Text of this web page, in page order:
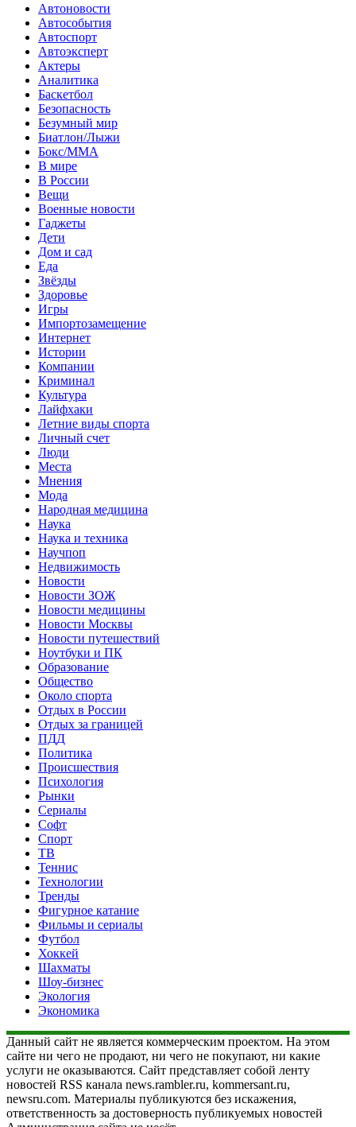
Автоновости
Автособытия
Автоспорт
Автоэксперт
Актеры
Аналитика
Баскетбол
Безопасность
Безумный мир
Биатлон/Лыжи
Бокс/MMA
В мире
В России
Вещи
Военные новости
Гаджеты
Дети
Дом и сад
Еда
Звёзды
Здоровье
Игры
Импортозамещение
Интернет
Истории
Компании
Криминал
Культура
Лайфхаки
Летние виды спорта
Личный счет
Люди
Места
Мнения
Мода
Народная медицина
Наука
Наука и техника
Научпоп
Недвижимость
Новости
Новости ЗОЖ
Новости медицины
Новости Москвы
Новости путешествий
Ноутбуки и ПК
Образование
Общество
Около спорта
Отдых в России
Отдых за границей
ПДД
Политика
Происшествия
Психология
Рынки
Сериалы
Софт
Спорт
ТВ
Теннис
Технологии
Тренды
Фигурное катание
Фильмы и сериалы
Футбол
Хоккей
Шахматы
Шоу-бизнес
Экология
Экономика
Данный сайт не является коммерческим проектом. На этом
сайте ни чего не продают, ни чего не покупают, ни какие
услуги не оказываются. Сайт представляет собой ленту
новостей RSS канала news.rambler.ru, kommersant.ru,
newsru.com. Материалы публикуются без искажения,
ответственность за достоверность публикуемых новостей